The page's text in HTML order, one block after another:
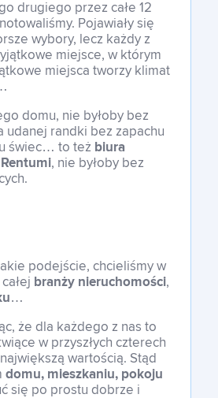
drugiego przez całe 12
Pojawiały się
wybory, lecz każdy z
miejsce, w którym
miejsca tworzy klimat
domu, nie byłoby bez
udanej randki bez zapachu
świec… to też biura
, nie byłoby bez
podejście, chcieliśmy w
branży nieruchomości,
…
że dla każdego z nas to
w przyszłych czterech
wartością. Stąd
domu, mieszkaniu, pokoju
się po prostu dobrze i